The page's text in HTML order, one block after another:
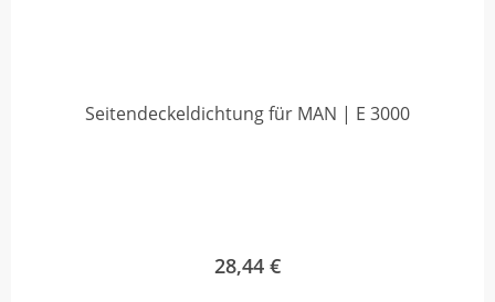
Seitendeckeldichtung für MAN | E 3000
28,44 €